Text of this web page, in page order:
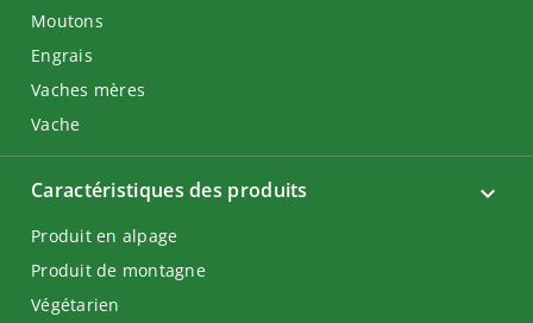
Moutons
Engrais
Vaches mères
Vache
Caractéristiques des produits
Produit en alpage
Produit de montagne
Végétarien